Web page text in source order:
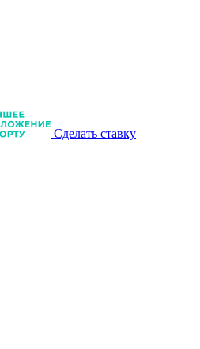
Сделать ставку